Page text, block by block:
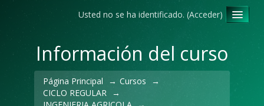
Usted no se ha identificado. (Acceder)
Información del curso
Página Principal → Cursos
→
CICLO REGULAR →